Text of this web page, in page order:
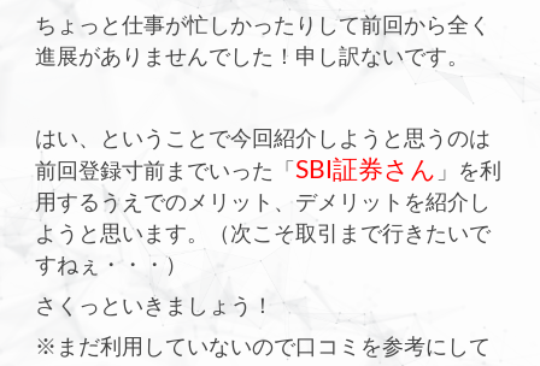
ちょっと仕事が忙しかったりして前回から全く
進展がありませんでした！申し訳ないです。
はい、ということで今回紹介しようと思うのは
前回登録寸前までいった「 SBI証券さん 」を利
用するうえでのメリット、デメリットを紹介し
ようと思います。（次こそ取引まで行きたいで
すねぇ・・・）
さくっといきましょう！
※まだ利用していないので口コミを参考にして